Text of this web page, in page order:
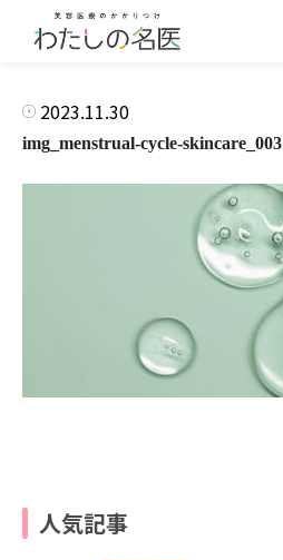
2023.11.30
img_menstrual-cycle-skincare_003
人気記事